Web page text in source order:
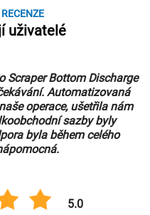
uživatelé
Scraper Bottom Discharge
Automatizovaná
operace, ušetřila nám
sazby byly
byla během celého
5.0